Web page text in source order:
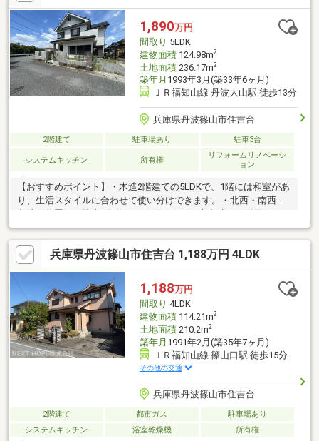
1,890万円
間取り 5LDK
建物面積124.98m2
土地面積236.17m2
築年月 1993年3月(築33年6ヶ月)
ＪＲ福知山線 丹波大山駅 徒歩13分
兵庫県丹波篠山市住吉台
2階建て 駐車場あり 駐車3台
システムキッチン 所有権
リフォームリノベーシ
ョン
【おすすめポイント】・木造2階建ての5LDKで、1階には和室があ
り、生活スタイルに合わせて使い分けできます。・北西・南西の
す。・対面式のカウンターキッチンがあり、ご家族の様子を見な
がら調理ができます。・2024年にキッチン、浴室、トイレ、洗面
台をリフォームしております。・オール電化住宅で、IHクッキン
グヒーターと食洗機が備わっております。・収納が豊富にあり、
日々の片付けや整理整頓がしやすい住まいです。・目の前に遊具
のある公園があり、山を望む緑豊かな住宅街に位置しています。
兵庫県丹波篠山市住吉台 1,188万円 4LDK
1,188万円
間取り 4LDK
建物面積114.21m2
土地面積210.2m2
築年月 1991年2月(築35年7ヶ月)
ＪＲ福知山線 篠山口駅 徒歩15分
その他の交通
兵庫県丹波篠山市住吉台
2階建て 都市ガス
駐車場あり
システムキッチン
浴室乾燥機 所有権